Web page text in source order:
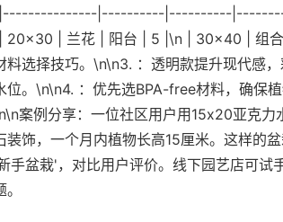
|---------------|----------|----------
20x30 | 兰花 | 阳台 | 5 |\n | 30x40 | 组
料选择技巧。\n\n3. ：透明款提升现代感
位。\n\n4. ：优先选BPA-free材料，确保
案例分享：一位社区用户用15x20亚克
装饰，一个月内植物长高15厘米。这样的
手盆栽'，对比用户评价。线下园艺店可